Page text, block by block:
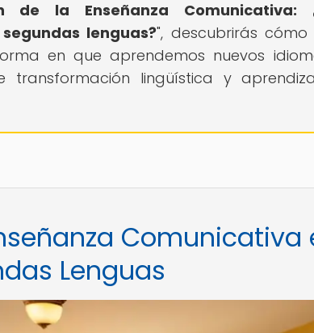
de la Enseñanza Comunicativa:
lenguas?", descubrirás cómo
en que aprendemos nuevos
lingüística y
Comunicativa
Lenguas